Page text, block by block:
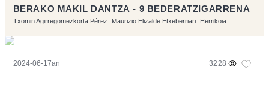
BERAKO MAKIL DANTZA - 9 BEDERATZIGARRENA
Txomin Agirregomezkorta Pérez Maurizio Elizalde Etxeberriari Herrikoia
2024-06-17an 3228